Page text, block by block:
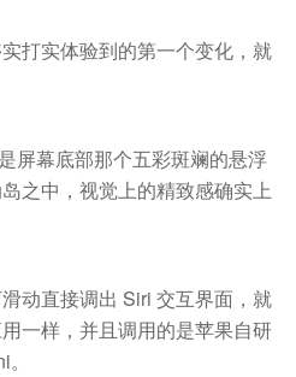
打实体验到的第一个变化，就
屏幕底部那个五彩斑斓的悬浮
之中，视觉上的精致感确实上
动直接调出 Siri 交互界面，就
一样，并且调用的是苹果自研